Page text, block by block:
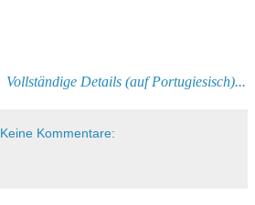
Vollständige Details (auf Portugiesisch)...
Keine Kommentare: